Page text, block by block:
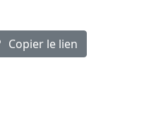
Copier le lien